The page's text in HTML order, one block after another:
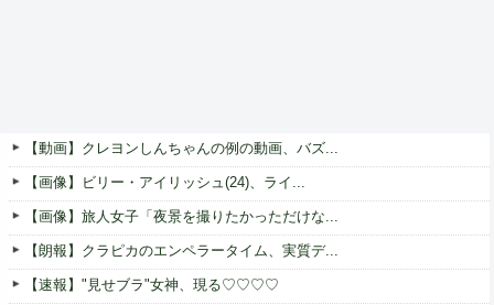
【動画】クレヨンしんちゃんの例の動画、バズ...
【画像】ビリー・アイリッシュ(24)、ライ...
【画像】旅人女子「夜景を撮りたかっただけな...
【朗報】クラピカのエンペラータイム、実質デ...
【速報】"見せブラ"女神、現る♡♡♡♡